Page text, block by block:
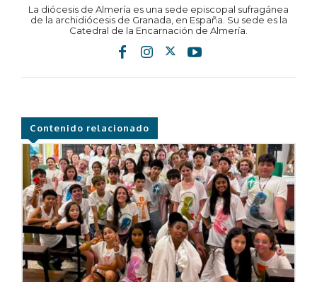
La diócesis de Almería es una sede episcopal sufragánea
de la archidiócesis de Granada, en España. Su sede es la
Catedral de la Encarnación de Almería.
Contenido relacionado